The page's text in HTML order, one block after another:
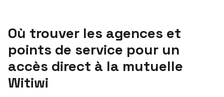
Où trouver les agences et
points de service pour un
accès direct à la mutuelle
Witiwi